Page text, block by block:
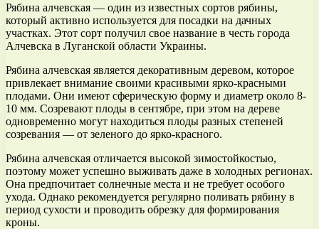
Рябина алчевская — один из известных сортов рябины,
который активно используется для посадки на дачных
участках. Этот сорт получил свое название в честь города
Алчевска в Луганской области Украины.
Рябина алчевская является декоративным деревом, которое
привлекает внимание своими красивыми ярко-красными
плодами. Они имеют сферическую форму и диаметр около 8-
10 мм. Созревают плоды в сентябре, при этом на дереве
одновременно могут находиться плоды разных степеней
созревания — от зеленого до ярко-красного.
Рябина алчевская отличается высокой зимостойкостью,
поэтому может успешно выживать даже в холодных регионах.
Она предпочитает солнечные места и не требует особого
ухода. Однако рекомендуется регулярно поливать рябину в
период сухости и проводить обрезку для формирования
кроны.